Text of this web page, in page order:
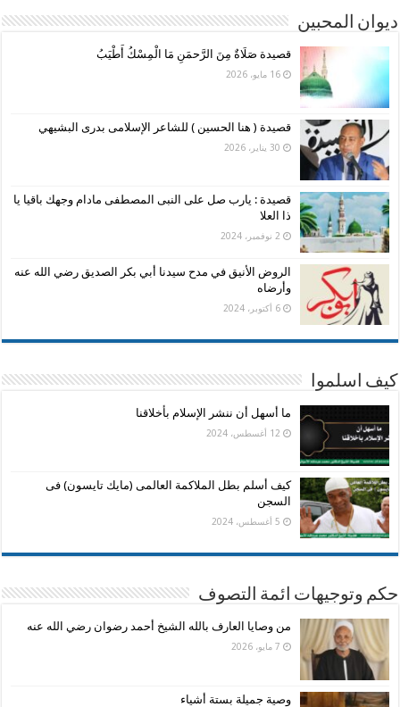
ديوان المحبين
قصيدة صَلَاةٌ مِنَ الرَّحمَنِ مَا الْمِسْكُ أَطْيَبُ
16 مايو، 2026
قصيدة ( هنا الحسين ) للشاعر الإسلامى بدرى البشيهي
30 يناير، 2026
قصيدة : يارب صل على النبى المصطفى مادام وجهك باقيا يا
ذا العلا
2 نوفمبر، 2024
الروض الأنيق في مدح سيدنا أبي بكر الصديق رضي الله عنه
وأرضاه
6 أكتوبر، 2024
كيف اسلموا
ما أسهل أن ننشر الإسلام بأخلاقنا
12 أغسطس، 2024
كيف أسلم بطل الملاكمة العالمى (مايك تايسون) فى
السجن
5 أغسطس، 2024
حكم وتوجيهات ائمة التصوف
من وصايا العارف بالله الشيخ أحمد رضوان رضي الله عنه
7 مايو، 2026
وصية جميلة بستة أشياء